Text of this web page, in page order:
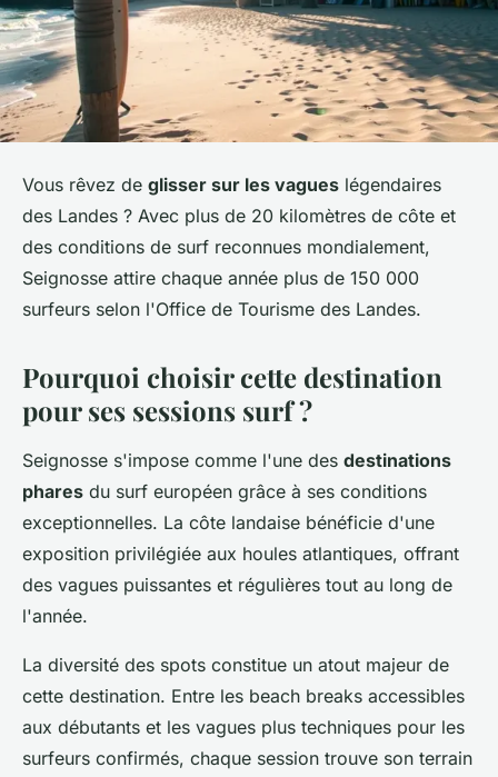
Vous rêvez de glisser sur les vagues légendaires
des Landes ? Avec plus de 20 kilomètres de côte et
des conditions de surf reconnues mondialement,
Seignosse attire chaque année plus de 150 000
surfeurs selon l'Office de Tourisme des Landes.
Pourquoi choisir cette destination
pour ses sessions surf ?
Seignosse s'impose comme l'une des destinations
phares du surf européen grâce à ses conditions
exceptionnelles. La côte landaise bénéficie d'une
exposition privilégiée aux houles atlantiques, offrant
des vagues puissantes et régulières tout au long de
l'année.
La diversité des spots constitue un atout majeur de
cette destination. Entre les beach breaks accessibles
aux débutants et les vagues plus techniques pour les
surfeurs confirmés, chaque session trouve son terrain